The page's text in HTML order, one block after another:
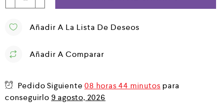
Añadir A La Lista De Deseos
Añadir A Comparar
Pedido Siguiente08 horas 44 minutos para
conseguirlo 9 agosto, 2026